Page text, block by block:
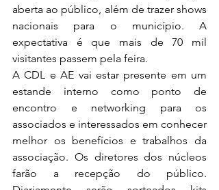
aberta ao público, além de trazer shows
nacionais para o município. A
expectativa é que mais de 70 mil
visitantes passem pela feira.
A CDL e AE vai estar presente em um
estande interno como ponto de
encontro e networking para os
associados e interessados em conhecer
melhor os benefícios e trabalhos da
associação. Os diretores dos núcleos
farão a recepção do público.